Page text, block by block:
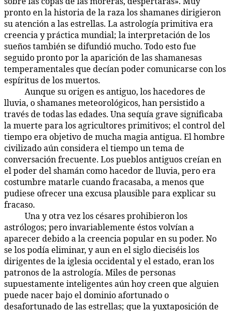
pronto en la historia de la raza los shamanes dirigieron
su atención a las estrellas. La astrología primitiva era
creencia y práctica mundial; la interpretación de los
sueños también se difundió mucho. Todo esto fue
seguido pronto por la aparición de las shamanesas
temperamentales que decían poder comunicarse con los
espíritus de los muertos.
Aunque su origen es antiguo, los hacedores de
lluvia, o shamanes meteorológicos, han persistido a
través de todas las edades. Una sequía grave significaba
la muerte para los agricultores primitivos; el control del
tiempo era objetivo de mucha magia antigua. El hombre
civilizado aún considera el tiempo un tema de
conversación frecuente. Los pueblos antiguos creían en
el poder del shamán como hacedor de lluvia, pero era
costumbre matarle cuando fracasaba, a menos que
pudiese ofrecer una excusa plausible para explicar su
fracaso.
Una y otra vez los césares prohibieron los
astrólogos; pero invariablemente éstos volvían a
aparecer debido a la creencia popular en su poder. No
se los podía eliminar, y aun en el siglo dieciséis los
dirigentes de la iglesia occidental y el estado, eran los
patronos de la astrología. Miles de personas
supuestamente inteligentes aún hoy creen que alguien
puede nacer bajo el dominio afortunado o
desafortunado de las estrellas; que la yuxtaposición de